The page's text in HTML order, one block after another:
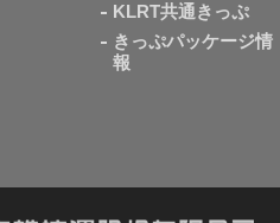
KLRT共通きっぷ
きっぷパッケージ情
報